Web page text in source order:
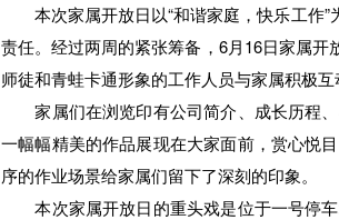
本次家属开放日以“和谐家庭，快乐工作”
责任。经过两周的紧张筹备，6月16日家属
师徒和青蛙卡通形象的工作人员与家属积极
家属们在浏览印有公司简介、成长历程、
一幅幅精美的作品展现在大家面前，赏心悦
序的作业场景给家属们留下了深刻的印象。
本次家属开放日的重头戏是位于一号停车